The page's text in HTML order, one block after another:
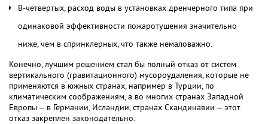
В-четвертых, расход воды в установках дренчерного типа при
одинаковой эффективности пожаротушения значительно
ниже, чем в спринклерных, что также немаловажно.
Конечно, лучшим решением стал бы полный отказ от систем
вертикального (гравитационного) мусороудаления, которые не
применяются в южных странах, например в Турции, по
климатическим соображениям, а во многих странах Западной
Европы – в Германии, Исландии, странах Скандинавии – этот
отказ закреплен законодательно.